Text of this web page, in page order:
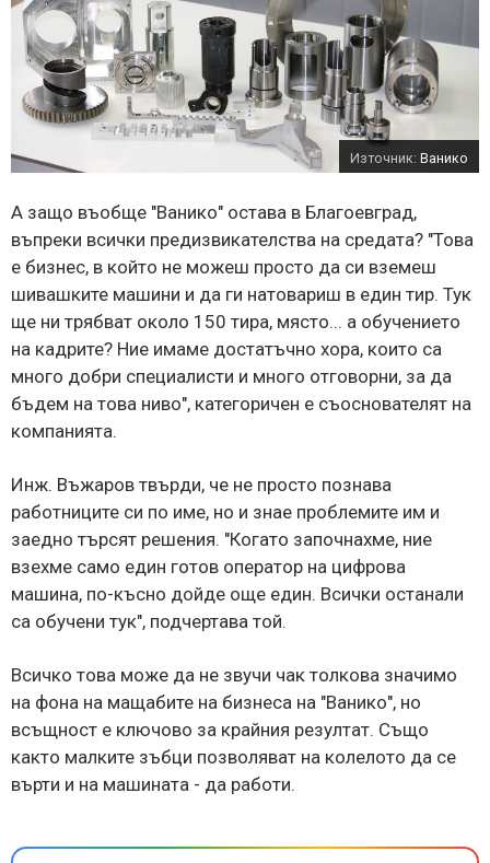
Източник: Ванико
А защо въобще "Ванико" остава в Благоевград,
въпреки всички предизвикателства на средата? "Това
е бизнес, в който не можеш просто да си вземеш
шивашките машини и да ги натовариш в един тир. Тук
ще ни трябват около 150 тира, място... а обучението
на кадрите? Ние имаме достатъчно хора, които са
много добри специалисти и много отговорни, за да
бъдем на това ниво", категоричен е съоснователят на
компанията.
Инж. Въжаров твърди, че не просто познава
работниците си по име, но и знае проблемите им и
заедно търсят решения. "Когато започнахме, ние
взехме само един готов оператор на цифрова
машина, по-късно дойде още един. Всички останали
са обучени тук", подчертава той.
Всичко това може да не звучи чак толкова значимо
на фона на мащабите на бизнеса на "Ванико", но
всъщност е ключово за крайния резултат. Също
както малките зъбци позволяват на колелото да се
върти и на машината - да работи.